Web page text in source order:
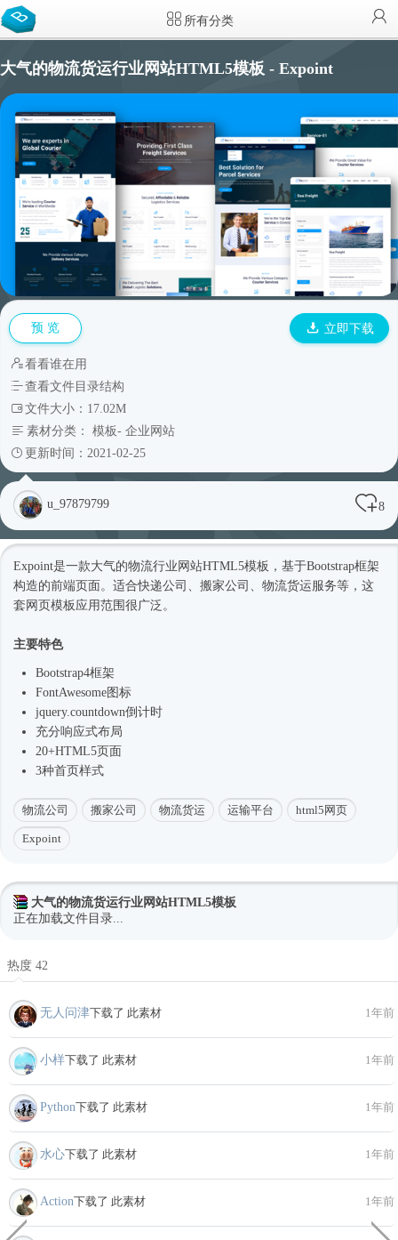
所有分类
大气的物流货运行业网站HTML5模板 - Expoint
预 览 立即下载
看看谁在用
查看文件目录结构
文件大小：17.02M
素材分类： 模板- 企业网站
更新时间：2021-02-25
u_97879799 8
Expoint是一款大气的物流行业网站HTML5模板 ，基于Bootstrap框架
构造的前端页面。适合快递公司、搬家公司、物流货运服务等，这
套 网页模板 应用范围很广泛。
主要特色
Bootstrap4框架
FontAwesome图标
jquery.countdown倒计时
充分响应式布局
20+HTML5页面
3种首页样式
物流公司 搬家公司 物流货运 运输平台 html5网页
Expoint
大气的物流货运行业网站HTML5模板
正在加载文件目录...
热度 42
无人问津下载了 此素材 1年前
小样下载了 此素材 1年前
Python下载了 此素材 1年前
水心下载了 此素材 1年前
Action下载了 此素材 1年前